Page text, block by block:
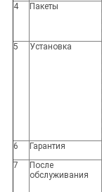
4
Пакеты
5
Установка
6
Гарантия
7
После
обслуживания